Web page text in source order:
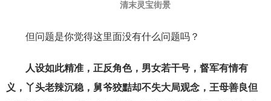
清末灵宝街景
但问题是你觉得这里面没有什么问题吗？
人设如此精准，正反角色，男女若干号，督军有情有
义，丫头老辣沉稳，舅爷狡黠却不失大局观念，王母善良但